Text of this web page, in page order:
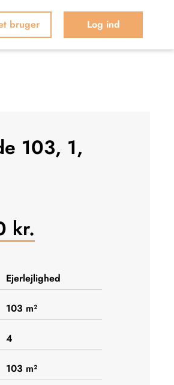
bruger Log ind
103, 1,
kr.
Ejerlejlighed
103 m²
4
103 m²